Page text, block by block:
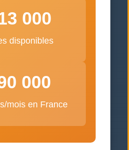
000
disponibles
000
mois en France